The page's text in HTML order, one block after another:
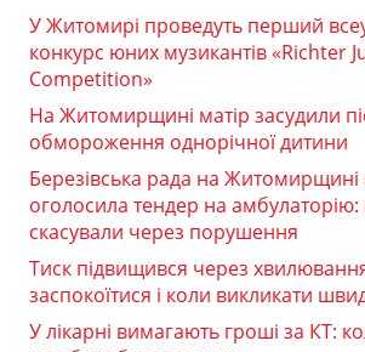
У Житомирі проведуть перший
конкурс юних музикантів «Richter
Competition»
На Житомирщині матір засудили
обмороження однорічної дитини
Березівська рада на Житомирщині
оголосила тендер на
скасували через порушення
Тиск підвищився через
заспокоїтися і коли викликати
У лікарні вимагають гроші за КТ: